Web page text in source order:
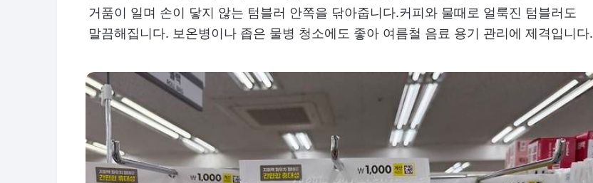
거품이 일며 손이 닿지 않는 텀블러 안쪽을 닦아줍니다.커피와 물때로 얼룩진 텀블러도
말끔해집니다. 보온병이나 좁은 물병 청소에도 좋아 여름철 음료 용기 관리에 제격입니다.